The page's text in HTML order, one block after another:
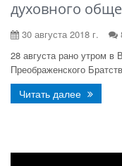
духовного
30 августа 2018 г.
28 августа рано утром в
Преображенского
Читать далее